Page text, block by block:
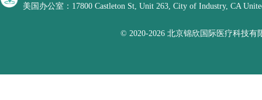
美国办公室：17800 Castleton St, Unit 263, City of Industry, CA
© 2020-2026 北京锦欣国际医疗科